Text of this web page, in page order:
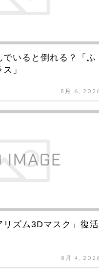
でいると倒れる？「ふ
」
8月 6,
リズム3Dマスク」復活
8月 4,